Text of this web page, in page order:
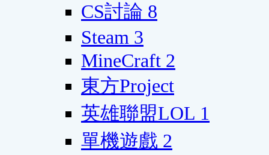
CS討論 8
Steam 3
MineCraft 2
東方Project
英雄聯盟LOL 1
單機遊戲 2